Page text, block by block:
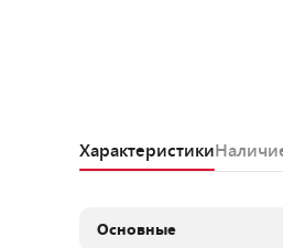
Характеристики
Основные